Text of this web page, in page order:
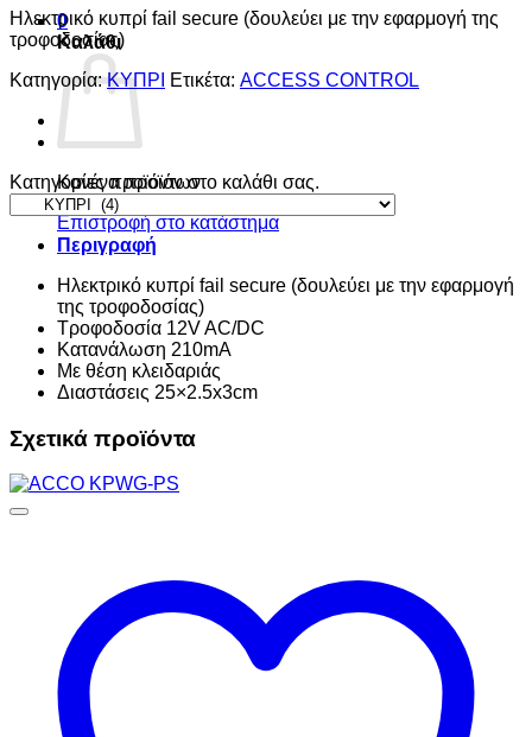
0
Καλάθι
Κανένα προϊόν στο καλάθι σας.
Επιστροφή στο κατάστημα
Ηλεκτρικό κυπρί fail secure (δουλεύει με την εφαρμογή της
τροφοδοσίας)
Κατηγορία:ΚΥΠΡΙ Ετικέτα: ACCESS CONTROL
Κατηγορίες προϊόντων
Περιγραφή
Ηλεκτρικό κυπρί fail secure (δουλεύει με την εφαρμογή
της τροφοδοσίας)
Τροφοδοσία 12V AC/DC
Κατανάλωση 210mA
Με θέση κλειδαριάς
Διαστάσεις 25×2.5x3cm
Σχετικά προϊόντα